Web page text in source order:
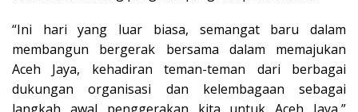
“Ini hari yang luar biasa, semangat baru dalam
membangun bergerak bersama dalam memajukan
Aceh Jaya, kehadiran teman-teman dari berbagai
dukungan organisasi dan kelembagaan sebagai